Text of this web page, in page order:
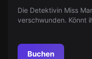
Die Detektivin Miss
verschwunden. Könnt
Buchen